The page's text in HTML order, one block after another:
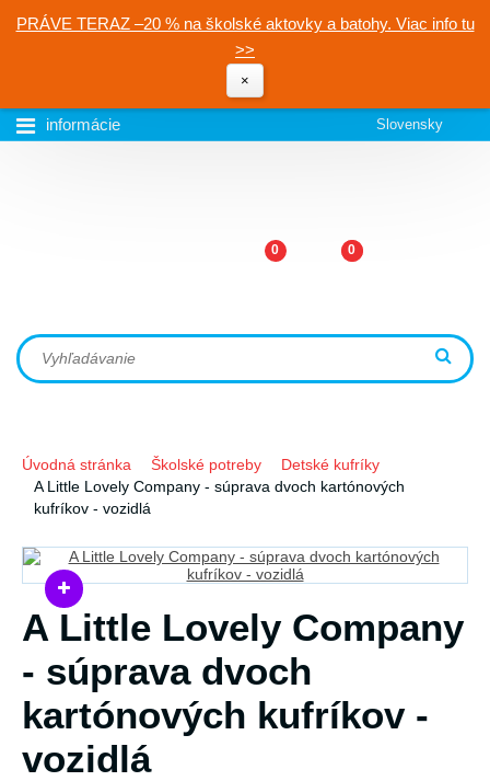
PRÁVE TERAZ –20 % na školské aktovky a batohy. Viac info tu
>>
×
informácie Slovensky
0 0
Úvodná stránka Školské potreby
Detské kufríky
A Little Lovely Company - súprava dvoch kartónových
kufríkov - vozidlá
A Little Lovely Company
- súprava dvoch
kartónových kufríkov -
vozidlá